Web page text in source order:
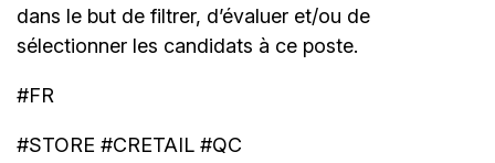
dans le but de filtrer, d’évaluer et/ou de
sélectionner les candidats à ce poste.
#FR
#STORE #CRETAIL #QC